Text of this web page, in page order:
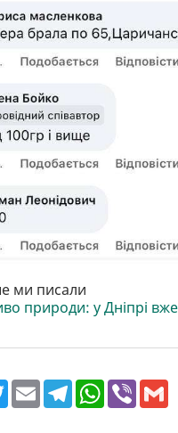
ми писали
природи: у Дніпрі
T
w
E
m
T
e
W
h
V